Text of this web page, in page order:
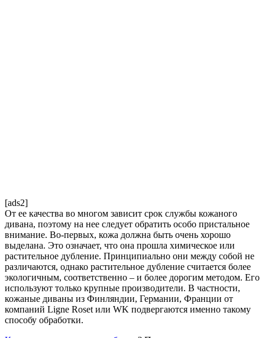
[ads2]
От ее качества во многом зависит срок службы кожаного
дивана, поэтому на нее следует обратить особо пристальное
внимание. Во-первых, кожа должна быть очень хорошо
выделана. Это означает, что она прошла химическое или
растительное дубление. Принципиально они между собой не
различаются, однако растительное дубление считается более
экологичным, соответственно – и более дорогим методом. Его
используют только крупные производители. В частности,
кожаные диваны из Финляндии, Германии, Франции от
компаний Ligne Roset или WK подвергаются именно такому
способу обработки.